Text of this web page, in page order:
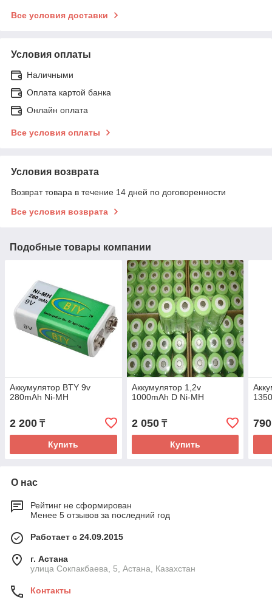
Все условия доставки
Условия оплаты
Наличными
Оплата картой банка
Онлайн оплата
Все условия оплаты
Условия возврата
Возврат товара в течение 14 дней по договоренности
Все условия возврата
Подобные товары компании
Аккумулятор BTY 9v
280mAh Ni-MH
2 200 ₸
Купить
Аккумулятop 1,2v
1000mAh D Ni-MH
2 050₸
Купить
790
О нас
Рейтинг не сформирован
Менее 5 отзывов за последний год
Работает с 24.09.2015
г. Астана
улица Сокпакбаева, 5, Астана, Казахстан
Контакты